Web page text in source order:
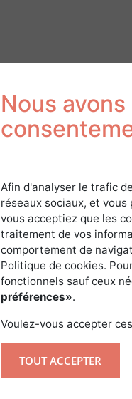
Nous
Afin d'analyser le trafic
réseaux sociaux, et
vous acceptiez que les
traitement de vos
comportement de
Politique de cookies.
fonctionnels sauf ceux
préférences».
Voulez-vous accepter
TOUT ACCEPTER